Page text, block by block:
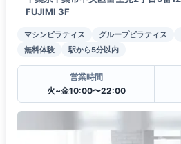
FUJIMI 3F
マシンピラティス グループピラティス
無料体験
駅から5分以内
営業時間
火~金10:00〜22:00